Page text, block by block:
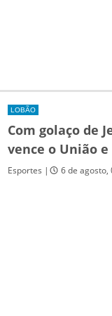
LOBÃO
Com golaço de
vence o União e
Esportes | 6 de agosto,